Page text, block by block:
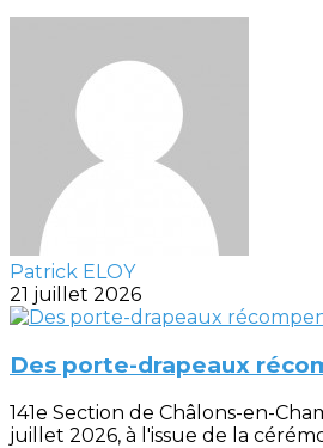
Patrick ELOY
21 juillet 2026
Des porte-drapeaux
141e Section de Châlons-en-
juillet 2026, à l'issue de la